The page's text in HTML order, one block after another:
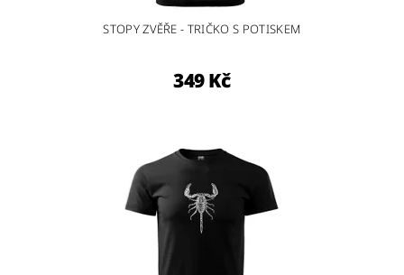
STOPY ZVĚŘE - TRIČKO S POTISKEM
349 Kč